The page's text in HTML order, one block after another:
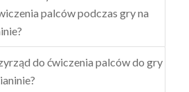
palców podczas gry na
do ćwiczenia palców do gry